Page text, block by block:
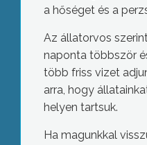
a hőséget és a
Az állatorvos
naponta többször
több friss vizet
arra, hogy
helyen tartsuk.
Ha magunkkal